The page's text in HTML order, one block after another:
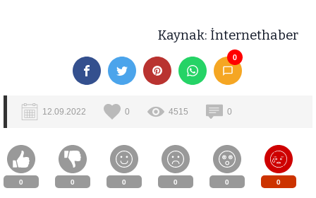
Kaynak: İnternethaber
0
12.09.2022 0 4515 0
0 0 0 0 0 0